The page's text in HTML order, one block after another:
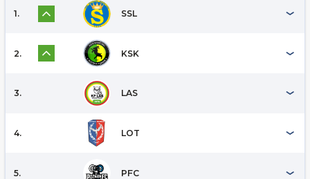
1. SSL
2. KSK
3. LAS
4. LOT
5. PFC